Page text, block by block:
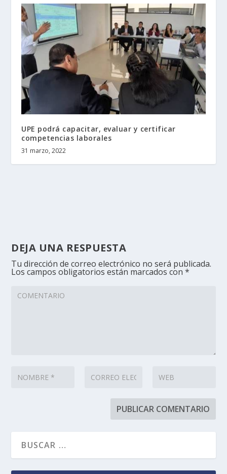
UPE podrá capacitar, evaluar y certificar
competencias laborales
31 marzo, 2022
DEJA UNA RESPUESTA
Tu dirección de correo electrónico no será publicada.
Los campos obligatorios están marcados con*